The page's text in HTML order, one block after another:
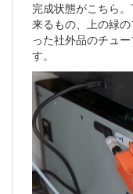
完成状態がこちら
来るもの、上の緑
った社外品のチュ
す。